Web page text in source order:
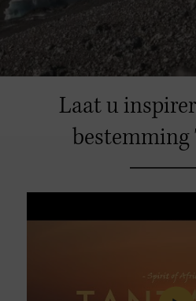
Laat u
bestemming